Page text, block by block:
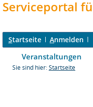
Serviceportal
Startseite Anmelden
Veranstaltungen
Sie sind hier: Startseite